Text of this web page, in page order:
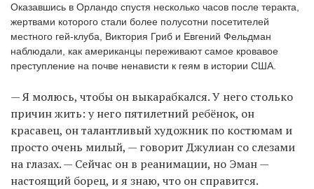
Оказавшись в Орландо спустя несколько часов после теракта,
жертвами которого стали более полусотни посетителей
местного гей-клуба, Виктория Гриб и Евгений Фельдман
наблюдали, как американцы переживают самое кровавое
преступление на почве ненависти к геям в истории США.
— Я молюсь, чтобы он выкарабкался. У него столько
причин жить: у него пятилетний ребёнок, он
красавец, он талантливый художник по костюмам и
просто очень милый, — говорит Джулиан со слезами
на глазах. — Сейчас он в реанимации, но Эман —
настоящий борец, и я знаю, что он справится.